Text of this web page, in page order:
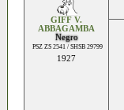
GIFF V.
ABBAGAMBA
Negro
PSZ ZS 2541 / SHSB 29799
1927